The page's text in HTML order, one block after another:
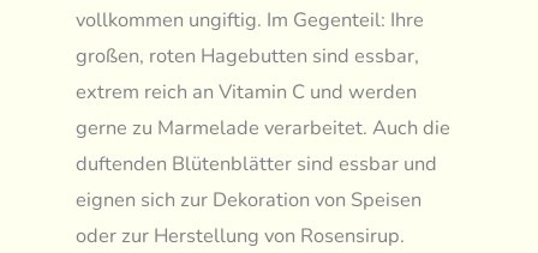
vollkommen ungiftig. Im Gegenteil: Ihre
großen, roten Hagebutten sind essbar,
extrem reich an Vitamin C und werden
gerne zu Marmelade verarbeitet. Auch die
duftenden Blütenblätter sind essbar und
eignen sich zur Dekoration von Speisen
oder zur Herstellung von Rosensirup.